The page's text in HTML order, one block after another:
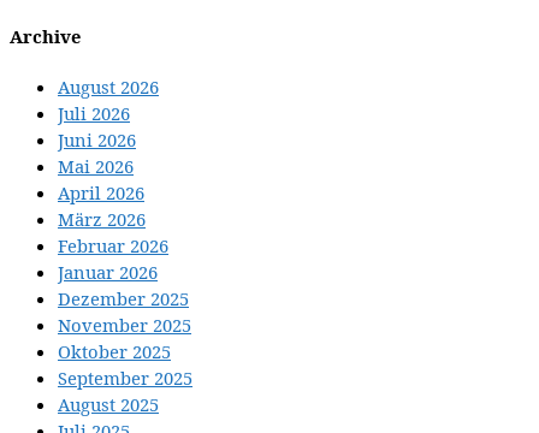
Archive
August 2026
Juli 2026
Juni 2026
Mai 2026
April 2026
März 2026
Februar 2026
Januar 2026
Dezember 2025
November 2025
Oktober 2025
September 2025
August 2025